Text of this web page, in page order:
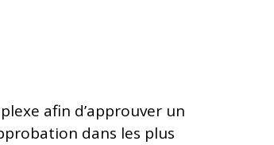
afin d’approuver un
dans les plus